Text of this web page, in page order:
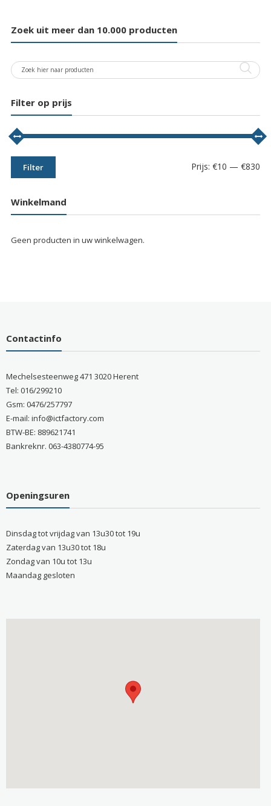
Zoek uit meer dan 10.000 producten
Filter op prijs
Filter Prijs:€10 —€830
Winkelmand
Geen producten in uw winkelwagen.
Contactinfo
Mechelsesteenweg 471 3020 Herent
Tel: 016/299210
Gsm: 0476/257797
E-mail: info@ictfactory.com
BTW-BE: 889621741
Bankreknr. 063-4380774-95
Openingsuren
Dinsdag tot vrijdag van 13u30 tot 19u
Zaterdag van 13u30 tot 18u
Zondag van 10u tot 13u
Maandag gesloten